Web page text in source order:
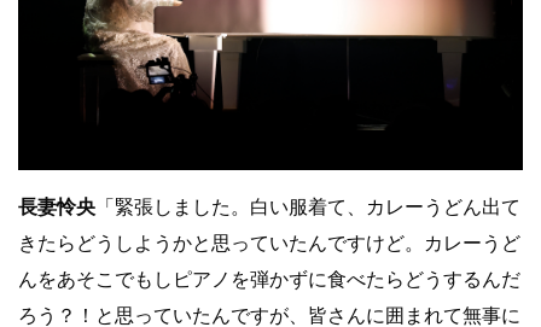
⻑妻怜央 「緊張しました。白い服着て、カレーうどん出て
きたらどうしようかと思っていたんですけど。カレーうど
んをあそこでもしピアノを弾かずに食べたらどうするんだ
ろう？！と思っていたんですが、皆さんに囲まれて無事に